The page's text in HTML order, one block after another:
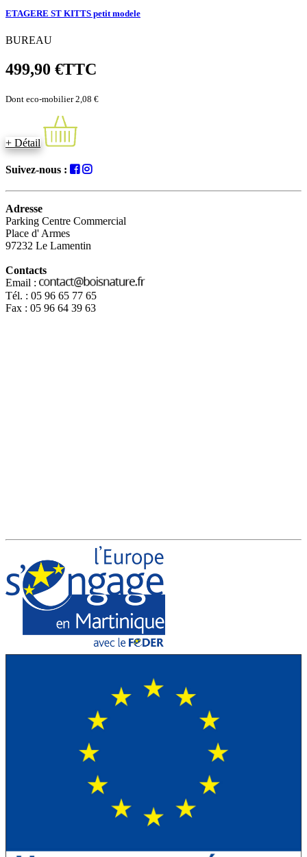
ETAGERE ST KITTS petit modele
BUREAU
499,90 €TTC
Dont eco-mobilier 2,08 €
+ Détail
Suivez-nous :
Adresse
Parking Centre Commercial
Place d' Armes
97232 Le Lamentin
Contacts
Email :
Tél. : 05 96 65 77 65
Fax : 05 96 64 39 63